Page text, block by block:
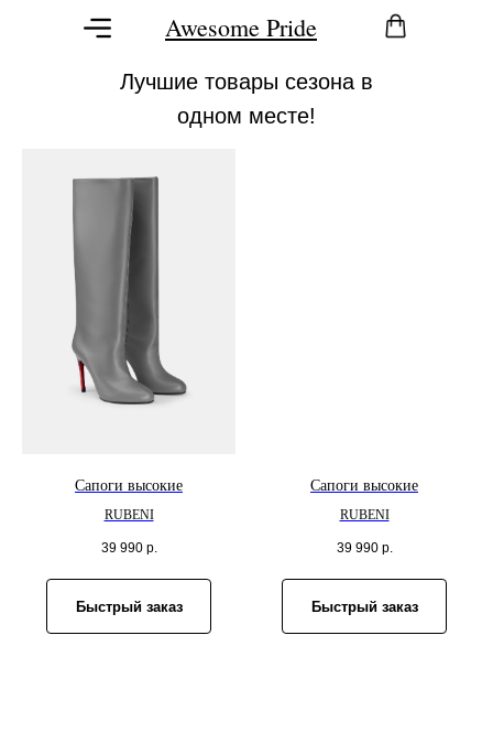
Awesome Pride
Лучшие товары сезона в
одном месте!
Сапоги высокие
RUBENI
39 990 р.
Быстрый заказ
Сапоги высокие
RUBENI
39 990 р.
Быстрый заказ